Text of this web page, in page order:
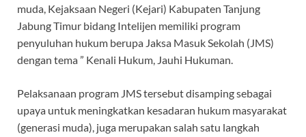
o
k
p
p
m
muda, Kejaksaan Negeri (Kejari) Kabupaten Tanjung
Jabung Timur bidang Intelijen memiliki program
penyuluhan hukum berupa Jaksa Masuk Sekolah (JMS)
dengan tema ” Kenali Hukum, Jauhi Hukuman.
Pelaksanaan program JMS tersebut disamping sebagai
upaya untuk meningkatkan kesadaran hukum masyarakat
(generasi muda), juga merupakan salah satu langkah